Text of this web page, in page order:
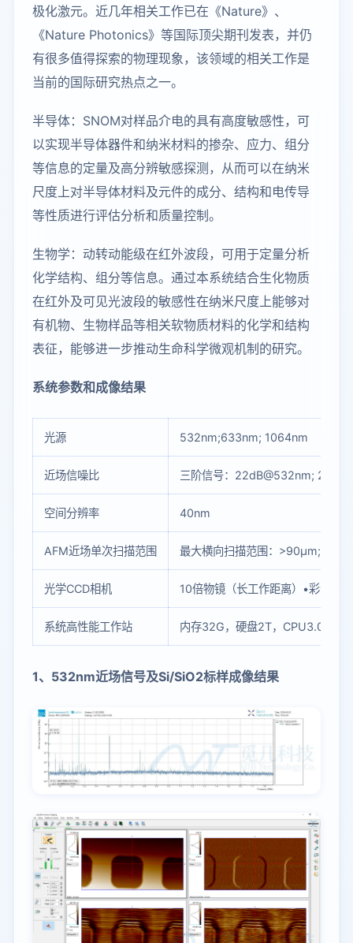
极化激元。近几年相关工作已在《Nature》、
《Nature Photonics》等国际顶尖期刊发表，并仍
有很多值得探索的物理现象，该领域的相关工作是
当前的国际研究热点之一。
半导体：SNOM对样品介电的具有高度敏感性，可
以实现半导体器件和纳米材料的掺杂、应力、组分
等信息的定量及高分辨敏感探测，从而可以在纳米
尺度上对半导体材料及元件的成分、结构和电传导
等性质进行评估分析和质量控制。
生物学：动转动能级在红外波段，可用于定量分析
化学结构、组分等信息。通过本系统结合生化物质
在红外及可见光波段的敏感性在纳米尺度上能够对
有机物、生物样品等相关软物质材料的化学和结构
表征，能够进一步推动生命科学微观机制的研究。
系统参数和成像结果
光源 532nm;633nm; 1064nm
近场信噪比 三阶信号：22dB@532nm;
空间分辨率 40nm
AFM近场单次扫描范围 最大横向扫描范围：>90μm; 最大
光学CCD相机 10倍物镜（长工作距离）•彩色
系统高性能工作站 内存32G，硬盘2T，CPU3.0GHz
1、532nm近场信号及Si/SiO2标样成像结果